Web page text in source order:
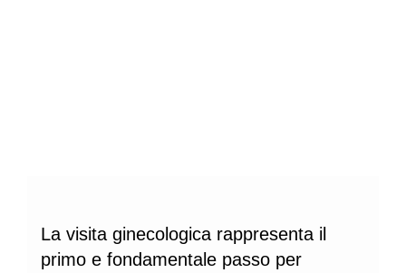
La visita ginecologica rappresenta il
primo e fondamentale passo per